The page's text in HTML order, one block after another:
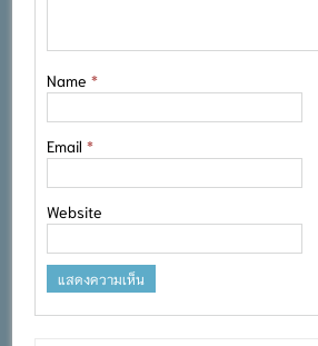
Name*
Email*
Website